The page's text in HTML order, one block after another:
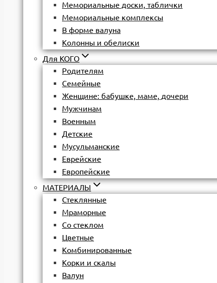
Мемориальные доски, таблички
Мемориальные комплексы
В форме валуна
Колонны и обелиски
Для КОГО
Родителям
Семейные
Женщине: бабушке, маме, дочери
Мужчинам
Военным
Детские
Мусульманские
Еврейские
Европейские
МАТЕРИАЛЫ
Стеклянные
Мраморные
Со стеклом
Цветные
Комбинированные
Корки и скалы
Валун